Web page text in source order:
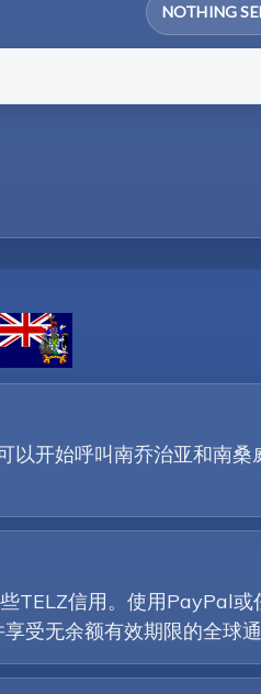
NOTHING
开始呼叫南乔治亚和南桑
TELZ信用。使用PayPal或
受无余额有效期限的全球通